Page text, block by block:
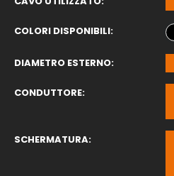
COLORI DISPONIBILI
DIAMETRO ESTERNO
CONDUTTORE
SCHERMATURA